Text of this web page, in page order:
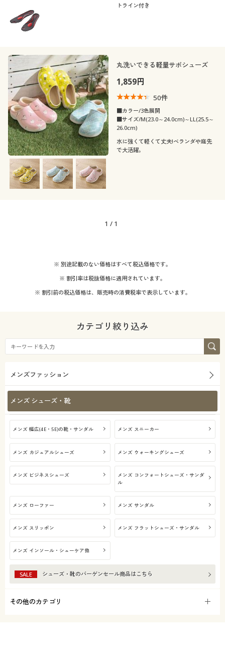
トライン付き
丸洗いできる軽量サボシューズ
1,859円
50件
■カラー/3色展開
■サイズ/M(23.0～24.0cm)～LL(25.5～
26.0cm)
水に強くて軽くて丈夫!ベランダや庭先
で大活躍。
1 / 1
※ 別途記載のない価格はすべて税込価格です。
※ 割引率は税抜価格に適用されています。
※ 割引前の税込価格は、販売時の消費税率で表示しています。
カテゴリ絞り込み
メンズファッション
メンズ シューズ・靴
メンズ 幅広(4E・5E)の靴・サンダル メンズ スニーカー
メンズ カジュアルシューズ メンズ ウォーキングシューズ
メンズ ビジネスシューズ
メンズ コンフォートシューズ・サンダ
ル
メンズ ローファー メンズ サンダル
メンズ スリッポン メンズ フラットシューズ・サンダル
メンズ インソール・シューケア他
SALE シューズ・靴のバーゲンセール商品はこちら
その他のカテゴリ